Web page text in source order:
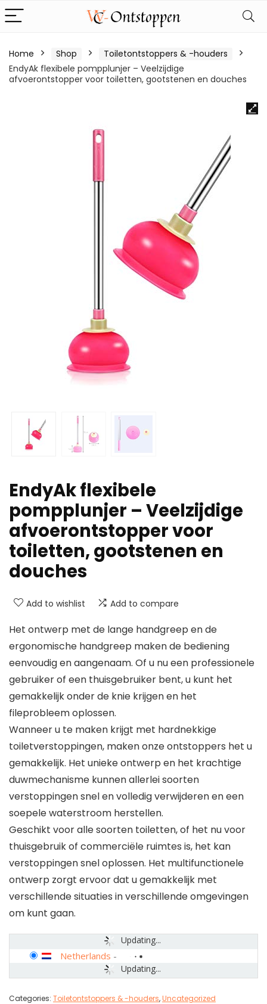
Home Shop
Toiletontstoppers & -houders
EndyAk flexibele pompplunjer – Veelzijdige
afvoerontstopper voor toiletten, gootstenen en douches
EndyAk flexibele
pompplunjer – Veelzijdige
afvoerontstopper voor
toiletten, gootstenen en
douches
Add to wishlist Add to compare
Het ontwerp met de lange handgreep en de
ergonomische handgreep maken de bediening
eenvoudig en aangenaam. Of u nu een professionele
gebruiker of een thuisgebruiker bent, u kunt het
gemakkelijk onder de knie krijgen en het
fileprobleem oplossen.
Wanneer u te maken krijgt met hardnekkige
toiletverstoppingen, maken onze ontstoppers het u
gemakkelijk. Het unieke ontwerp en het krachtige
duwmechanisme kunnen allerlei soorten
verstoppingen snel en volledig verwijderen en een
soepele waterstroom herstellen.
Geschikt voor alle soorten toiletten, of het nu voor
thuisgebruik of commerciële ruimtes is, het kan
verstoppingen snel oplossen. Het multifunctionele
ontwerp zorgt ervoor dat u gemakkelijk met
verschillende situaties in verschillende omgevingen
om kunt gaan.
Updating...
Updating...
Netherlands -
Categories: Toiletontstoppers & -houders,Uncategorized